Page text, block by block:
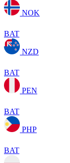
NOK
BAT
NZD
BAT
PEN
BAT
PHP
BAT